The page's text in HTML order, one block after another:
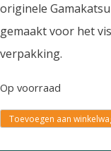
originele
gemaakt voor het
verpakking.
Op voorraad
Toevoegen aan